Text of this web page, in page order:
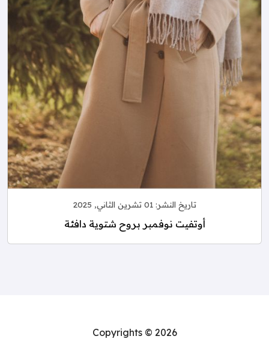
تاريخ النشر:01 تشرين الثاني, 2025
أوتفيت نوفمبر بروح شتوية دافئة
Copyrights © 2026